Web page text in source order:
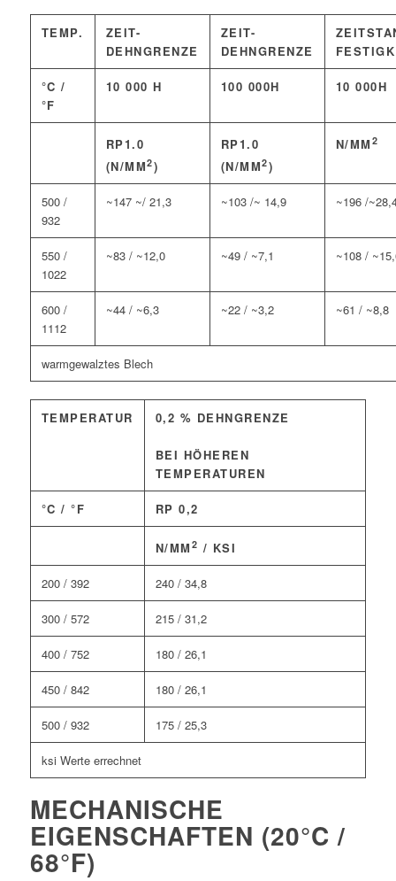
TEMP.
ZEIT-
DEHNGRENZE
ZEIT-
DEHNGRENZE
°C /
°F
10 000 H 100 000H 10 000H
RP1.0
(N/MM2)
RP1.0
(N/MM2)
N/MM 2
500 /
932
~147 ~/ 21,3 ~103 /~ 14,9 ~196 /
550 /
1022
~83 / ~12,0 ~49 / ~7,1 ~108 /
600 /
1112
~44 / ~6,3 ~22 / ~3,2 ~61 / ~8,8
warmgewalztes Blech
TEMPERATUR 0,2 % DEHNGRENZE
BEI HÖHEREN
TEMPERATUREN
°C / °F RP 0,2
N/MM 2 / KSI
200 / 392 240 / 34,8
300 / 572 215 / 31,2
400 / 752 180 / 26,1
450 / 842 180 / 26,1
500 / 932 175 / 25,3
ksi Werte errechnet
MECHANISCHE
EIGENSCHAFTEN (20°C /
68°F)